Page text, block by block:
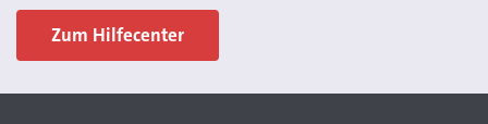
Zum Hilfecenter